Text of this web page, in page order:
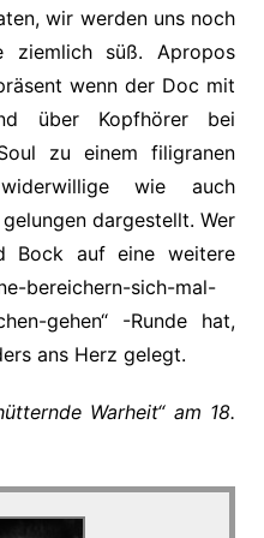
wir werden uns noch
ziemlich süß. Apropos
wenn der Doc mit
über Kopfhörer bei
zu einem filigranen
wie auch
dargestellt. Wer
Bock auf eine weitere
bereichern-sich-mal-
gehen“ -Runde hat,
ans Herz gelegt.
Warheit“ am 18.